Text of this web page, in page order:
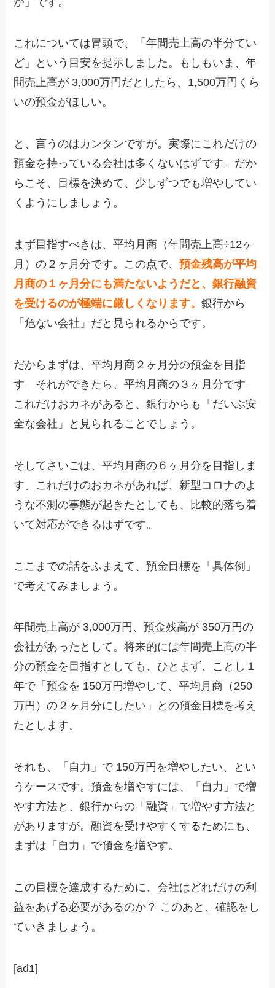
これについては冒頭で、「年間売上高の半分てい
ど」という目安を提示しました。もしもいま、年
間売上高が 3,000万円だとしたら、1,500万円くら
いの預金がほしい。
と、言うのはカンタンですが。実際にこれだけの
預金を持っている会社は多くないはずです。だか
らこそ、目標を決めて、少しずつでも増やしてい
くようにしましょう。
まず目指すべきは、平均月商（年間売上高÷12ヶ
月）の２ヶ月分です。この点で、預金残高が平均
月商の１ヶ月分にも満たないようだと、銀行融資
を受けるのが極端に厳しくなります。銀行から
「危ない会社」だと見られるからです。
だからまずは、平均月商２ヶ月分の預金を目指
す。それができたら、平均月商の３ヶ月分です。
これだけおカネがあると、銀行からも「だいぶ安
全な会社」と見られることでしょう。
そしてさいごは、平均月商の６ヶ月分を目指しま
す。これだけのおカネがあれば、新型コロナのよ
うな不測の事態が起きたとしても、比較的落ち着
いて対応ができるはずです。
ここまでの話をふまえて、預金目標を「具体例」
で考えてみましょう。
年間売上高が 3,000万円、預金残高が 350万円の
会社があったとして。将来的には年間売上高の半
分の預金を目指すとしても、ひとまず、ことし１
年で「預金を 150万円増やして、平均月商（250
万円）の２ヶ月分にしたい」との預金目標を考え
たとします。
それも、「自力」で 150万円を増やしたい、とい
うケースです。預金を増やすには、「自力」で増
やす方法と、銀行からの「融資」で増やす方法と
がありますが。融資を受けやすくするためにも、
まずは「自力」で預金を増やす。
この目標を達成するために、会社はどれだけの利
益をあげる必要があるのか？ このあと、確認をし
ていきましょう。
[ad1]